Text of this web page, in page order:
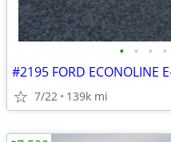
• • • •
#2195 FORD ECONOLINE
7/22 139k mi